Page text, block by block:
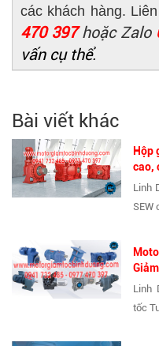
các khách hàng.
470 397 hoặc Zalo
vấn cụ thể.
Bài viết khác
Hộp
cao,
Linh
SEW
Linh
tốc